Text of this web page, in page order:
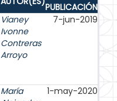
PUBLICACIÓN
Vianey
Ivonne
Contreras
Arroyo
7-jun-2019
María
1-may-2020